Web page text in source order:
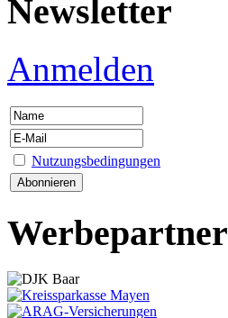
Newsletter
Anmelden
Nutzungsbedingungen
Werbepartner